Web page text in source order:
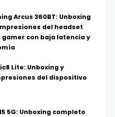
Arcus 360BT: Unboxing
del headset
con baja latencia y
Lite: Unboxing y
del dispositivo
5G: Unboxing completo